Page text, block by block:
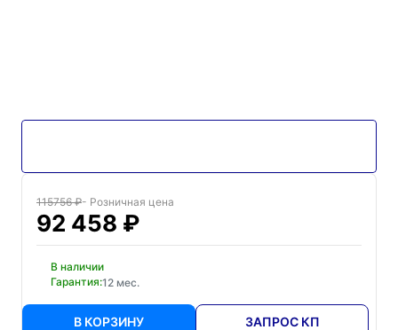
115756 ₽- Розничная цена
92 458 ₽
В наличии
Гарантия:12 мес.
В КОРЗИНУ ЗАПРОС КП